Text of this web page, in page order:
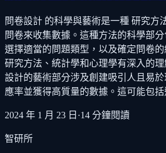
問卷設計 的科學與藝術是一種 研究方
問卷來收集數據。這種方法的科學部
選擇適當的問題類型，以及確定問卷
研究方法、統計學和心理學有深入的
設計的藝術部分涉及創建吸引人且易
應率並獲得高質量的數據。這可能包
2024 年 1 月 23 日 ·14 分鐘閱讀
智研所